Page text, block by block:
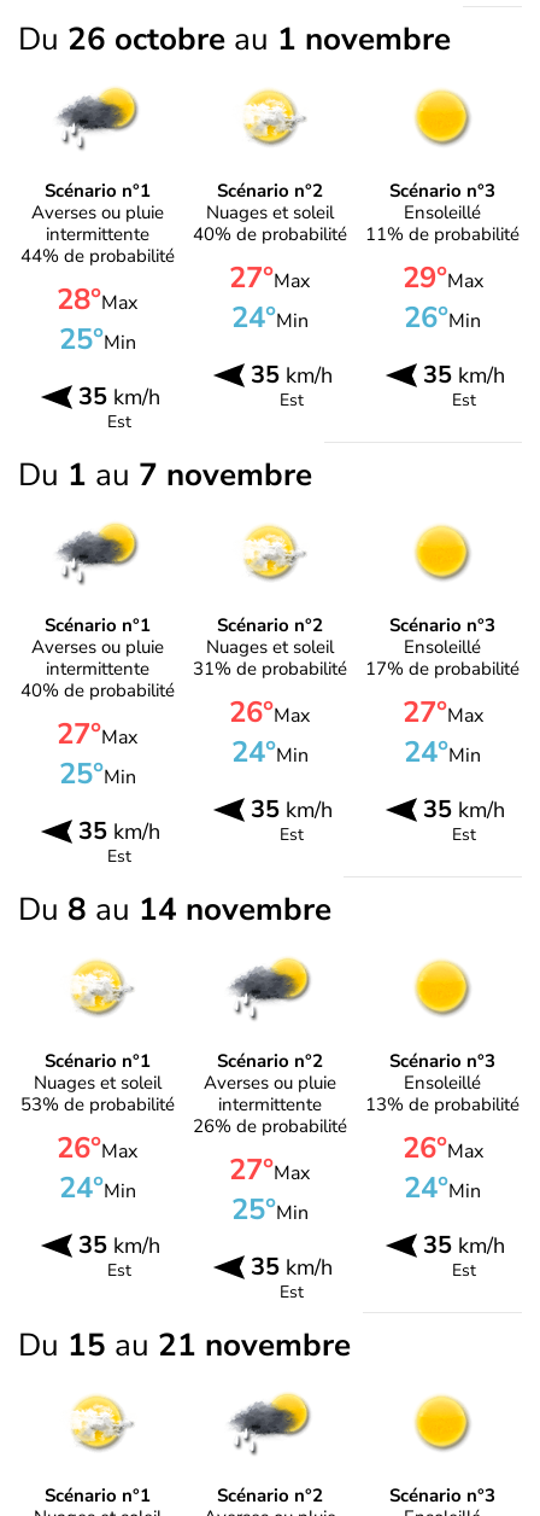
Du 26 octobre au 1 novembre
Scénario n°1
Averses ou pluie
intermittente
44% de probabilité
28°Max
25°Min
35km/h
Est
Scénario n°2
Nuages et soleil
40% de probabilité
27°Max
24°Min
35km/h
Est
Scénario n°3
Ensoleillé
11% de probabilité
29°Max
26°Min
35 km/h
Est
Du 1 au 7 novembre
Scénario n°1
Averses ou pluie
intermittente
40% de probabilité
27°Max
25°Min
35km/h
Est
Scénario n°2
Nuages et soleil
31% de probabilité
26°Max
24°Min
35km/h
Est
Scénario n°3
Ensoleillé
17% de probabilité
27°Max
24°Min
35 km/h
Est
Du 8 au 14 novembre
Scénario n°1
Nuages et soleil
53% de probabilité
26°Max
24°Min
35km/h
Est
Scénario n°2
Averses ou pluie
intermittente
26% de probabilité
27°Max
25°Min
35km/h
Est
Scénario n°3
Ensoleillé
13% de probabilité
26°Max
24°Min
35 km/h
Est
Du 15 au 21 novembre
Scénario n°1
Scénario n°2
Scénario n°3